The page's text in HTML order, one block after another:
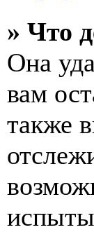
» Что
Она
вам
также